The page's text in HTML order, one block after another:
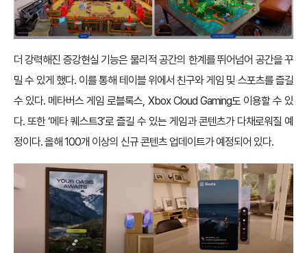
더 강력해진 증강현실 기능은 물리적 공간의 한계를 뛰어넘어 공간을 꾸
밀 수 있게 했다. 이를 통해 테이블 위에서 친구와 게임 및 스포츠를 즐길
수 있다. 메타버스 게임 로블록스, Xbox Cloud Gaming도 이용할 수 있
다. 또한 ‘메타 퀘스트3’로 즐길 수 있는 게임과 콘텐츠가 다채로워질 예
정이다. 올해 100개 이상의 신규 콘텐츠 업데이트가 예정되어 있다.